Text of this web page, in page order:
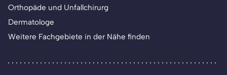
Orthopäde und Unfallchirurg
Dermatologe
Weitere Fachgebiete in der Nähe finden